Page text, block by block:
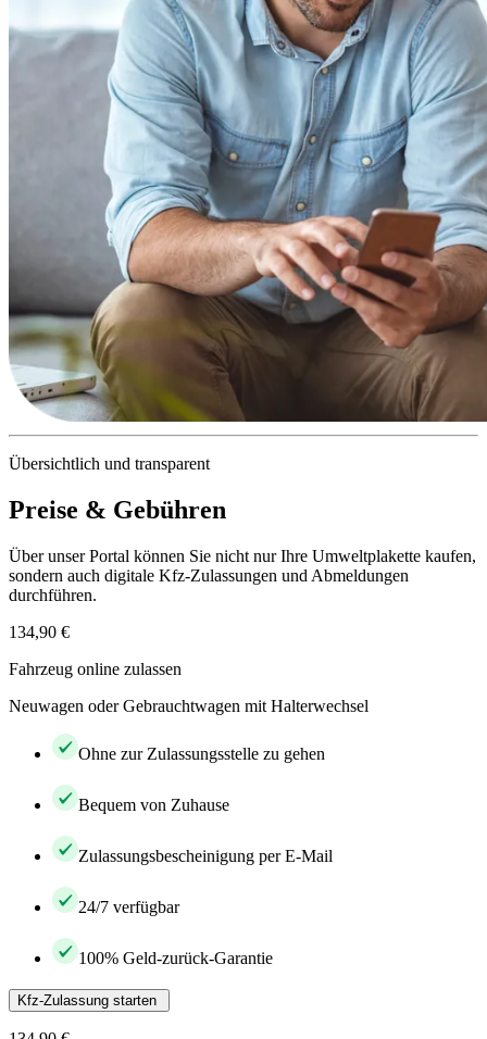
Übersichtlich und transparent
Preise & Gebühren
Über unser Portal können Sie nicht nur Ihre Umweltplakette kaufen,
sondern auch digitale Kfz-Zulassungen und Abmeldungen
durchführen.
134,90 €
Fahrzeug online zulassen
Neuwagen oder Gebrauchtwagen mit Halterwechsel
Ohne zur Zulassungsstelle zu gehen
Bequem von Zuhause
Zulassungsbescheinigung per E-Mail
24/7 verfügbar
100% Geld-zurück-Garantie
Kfz-Zulassung starten